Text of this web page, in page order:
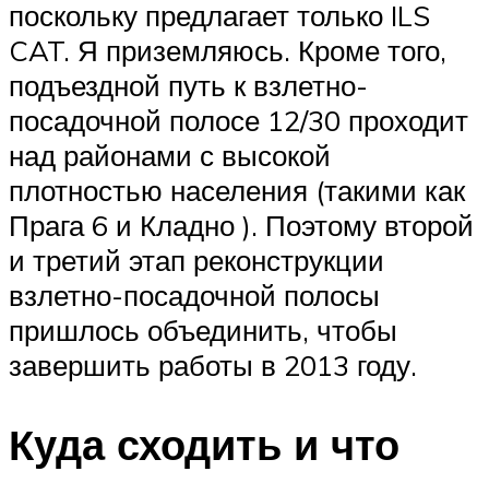
поскольку предлагает только ILS
CAT. Я приземляюсь. Кроме того,
подъездной путь к взлетно-
посадочной полосе 12/30 проходит
над районами с высокой
плотностью населения (такими как
Прага 6 и Кладно ). Поэтому второй
и третий этап реконструкции
взлетно-посадочной полосы
пришлось объединить, чтобы
завершить работы в 2013 году.
Куда сходить и что